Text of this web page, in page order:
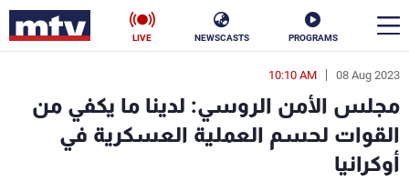
PROGRAMS
NEWSCASTS
LIVE
08 Aug 2023
10:10 AM
مجلس الأمن الروسي: لدينا ما يكفي من
القوات لحسم العملية العسكرية في
أوكرانيا
en
الأخبار
سياسة